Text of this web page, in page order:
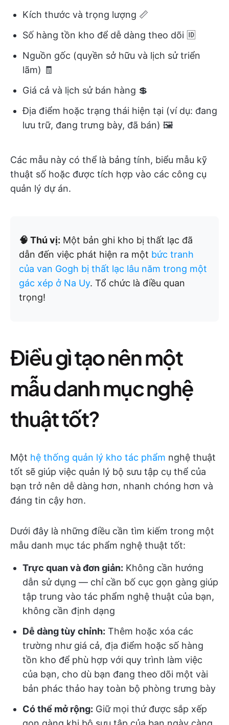
Kích thước và trọng lượng 📏
Số hàng tồn kho để dễ dàng theo dõi 🆔
Nguồn gốc (quyền sở hữu và lịch sử triển
lãm) 🧾
Giá cả và lịch sử bán hàng 💲
Địa điểm hoặc trạng thái hiện tại (ví dụ: đang
lưu trữ, đang trưng bày, đã bán) 🖼️
Các mẫu này có thể là bảng tính, biểu mẫu kỹ
thuật số hoặc được tích hợp vào các công cụ
quản lý dự án.
🧠 Thú vị: Một bản ghi kho bị thất lạc đã
dẫn đến việc phát hiện ra một bức tranh
của van Gogh bị thất lạc lâu năm trong một
gác xép ở Na Uy. Tổ chức là điều quan
trọng!
Điều gì tạo nên một
mẫu danh mục nghệ
thuật tốt?
Một hệ thống quản lý kho tác phẩm nghệ thuật
tốt sẽ giúp việc quản lý bộ sưu tập cụ thể của
bạn trở nên dễ dàng hơn, nhanh chóng hơn và
đáng tin cậy hơn.
Dưới đây là những điều cần tìm kiếm trong một
mẫu danh mục tác phẩm nghệ thuật tốt:
Trực quan và đơn giản: Không cần hướng
dẫn sử dụng — chỉ cần bố cục gọn gàng giúp
tập trung vào tác phẩm nghệ thuật của bạn,
không cần định dạng
Dễ dàng tùy chỉnh: Thêm hoặc xóa các
trường như giá cả, địa điểm hoặc số hàng
tồn kho để phù hợp với quy trình làm việc
của bạn, cho dù bạn đang theo dõi một vài
bản phác thảo hay toàn bộ phòng trưng bày
Có thể mở rộng: Giữ mọi thứ được sắp xếp